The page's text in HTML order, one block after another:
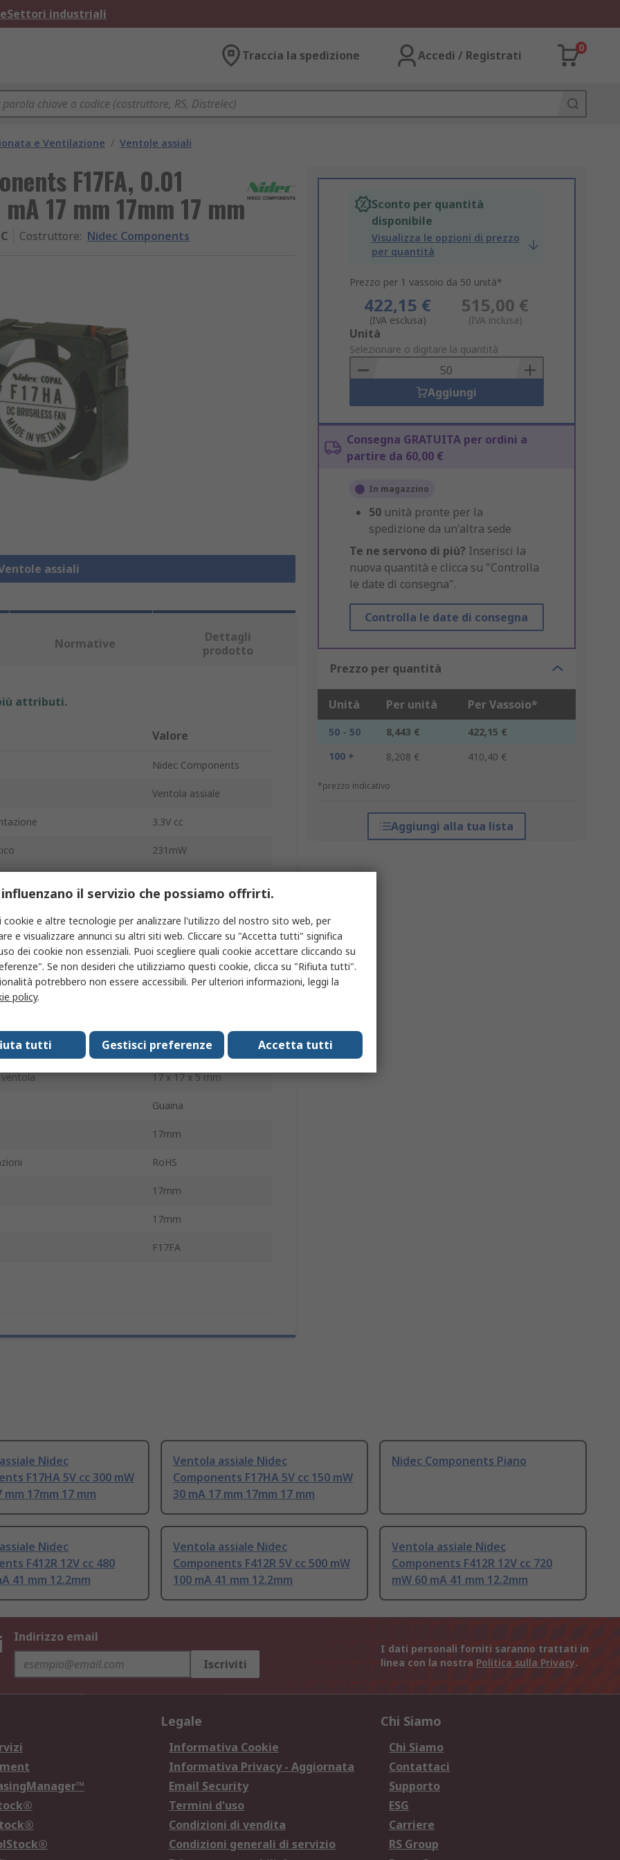
Settori industriali
Traccia la spedizione Accedi / Registrati
0
e Ventilazione / Ventole assiali
F17FA, 0.01
17 mm 17mm 17 mm
Costruttore: Nidec Components
assiali
Sconto per quantità
disponibile
Visualizza le opzioni di prezzo
per quantità
Prezzo per 1 vassoio da 50 unità*
422,15 €
(IVA esclusa)
515,00 €
(IVA inclusa)
Add
to
Basket
Unità
Selezionare o digitare la quantità
Aggiungi
Consegna GRATUITA per ordini a
partire da 60,00 €
In magazzino
50 unità pronte per la
spedizione da un'altra sede
Te ne servono di più? Inserisci la
nuova quantità e clicca su "Controlla
le date di consegna".
Controlla le date di consegna
Prezzo per quantità
Unità Per unità Per Vassoio*
50 - 50 8,443 €
422,15 €
100 +
8,208 € 410,40 €
*prezzo indicativo
Aggiungi alla tua lista
Normative
Dettagli
prodotto
attributi.
Valore
Nidec Components
Ventola assiale
3.3V cc
231mW
5dBA
7000giri/min
terminazione
ventola Quadrata
17 x 17 x 5 mm
Guaina
17mm
RoHS
17mm
17mm
F17FA
Nidec
F17HA 5V cc 300 mW
mm 17mm 17 mm
Ventola assiale Nidec
Components F17HA 5V cc 150 mW
30 mA 17 mm 17mm 17 mm
Nidec Components Piano
Nidec
F412R 12V cc 480
41 mm 12.2mm
Ventola assiale Nidec
Components F412R 5V cc 500 mW
100 mA 41 mm 12.2mm
Ventola assiale Nidec
Components F412R 12V cc 720
mW 60 mA 41 mm 12.2mm
Indirizzo email
Iscriviti
I dati personali forniti saranno trattati in
linea con la nostra Politica sulla Privacy.
Legale
Informativa Cookie
Informativa Privacy - Aggiornata
Email Security
Termini d'uso
Condizioni di vendita
Condizioni generali di servizio
Chi Siamo
Chi Siamo
Contattaci
Supporto
ESG
Carriere
RS Group
il servizio che possiamo offrirti.
cookie e altre tecnologie per analizzare l'utilizzo del nostro sito web, per
e visualizzare annunci su altri siti web. Cliccare su "Accetta tutti" significa
dei cookie non essenziali. Puoi scegliere quali cookie accettare cliccando su
Se non desideri che utilizziamo questi cookie, clicca su "Rifiuta tutti".
potrebbero non essere accessibili. Per ulteriori informazioni, leggi la
policy.
Accetta tutti
Gestisci preferenze
tutti